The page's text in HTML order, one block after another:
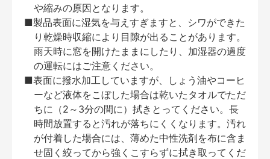
や縮みの原因となります。
■製品表面に湿気を与えすぎますと、シワができた
り乾燥時収縮により目隙が出ることがあります。
雨天時に窓を開けたままにしたり、加湿器の過度
の運転にはご注意ください。
■表面に撥水加工していますが、しょう油やコーヒ
ーなど液体をこぼした場合は乾いたタオルでただ
ちに（2～3分の間に）拭きとってください。長
時間放置すると汚れが落ちにくくなります。汚れ
が付着した場合には、薄めた中性洗剤を布に含ま
せ固く絞ってから強くこすらずに拭き取ってくだ